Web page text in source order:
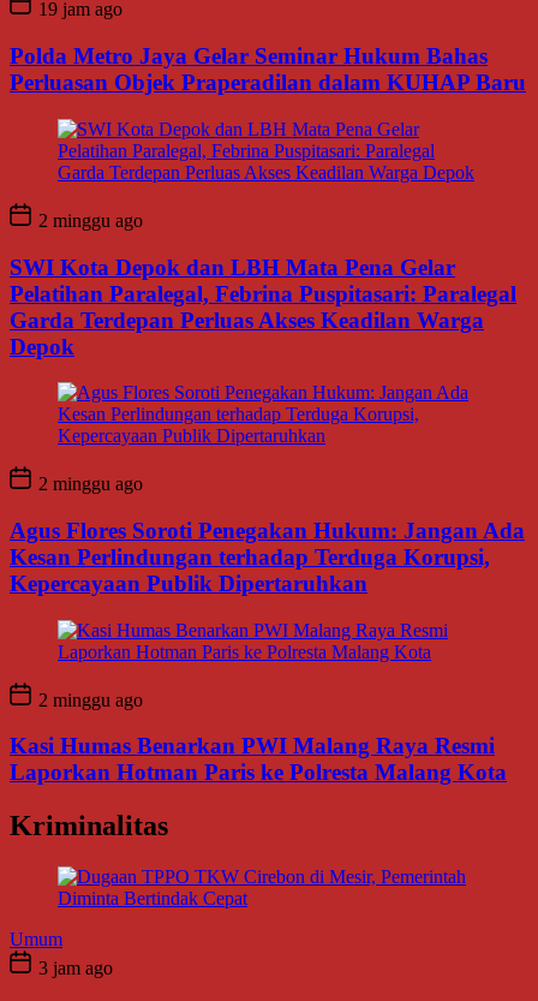
19 jam ago
Polda Metro Jaya Gelar Seminar Hukum Bahas
Perluasan Objek Praperadilan dalam KUHAP Baru
2 minggu ago
SWI Kota Depok dan LBH Mata Pena Gelar
Pelatihan Paralegal, Febrina Puspitasari: Paralegal
Garda Terdepan Perluas Akses Keadilan Warga
Depok
2 minggu ago
Agus Flores Soroti Penegakan Hukum: Jangan Ada
Kesan Perlindungan terhadap Terduga Korupsi,
Kepercayaan Publik Dipertaruhkan
2 minggu ago
Kasi Humas Benarkan PWI Malang Raya Resmi
Laporkan Hotman Paris ke Polresta Malang Kota
Kriminalitas
Umum
3 jam ago